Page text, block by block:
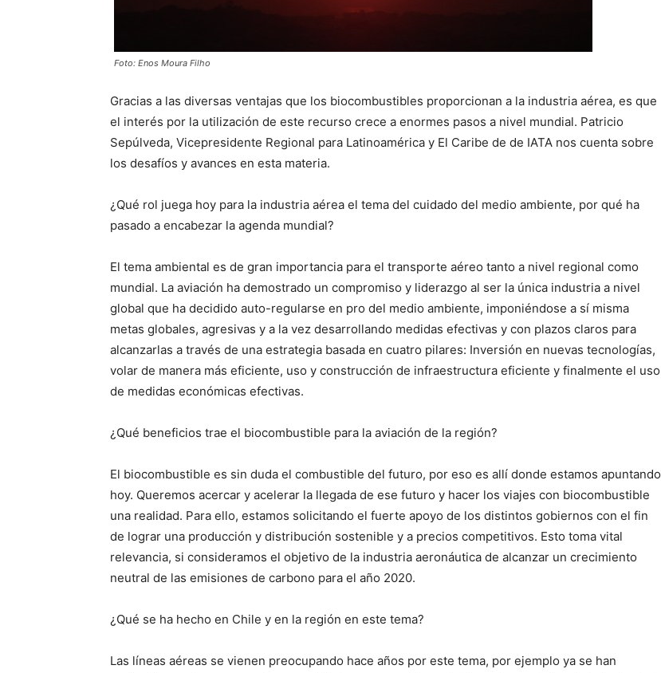
Foto: Enos Moura Filho
Gracias a las diversas ventajas que los biocombustibles proporcionan a la industria aérea, es que
el interés por la utilización de este recurso crece a enormes pasos a nivel mundial. Patricio
Sepúlveda, Vicepresidente Regional para Latinoamérica y El Caribe de de IATA nos cuenta sobre
los desafíos y avances en esta materia.
¿Qué rol juega hoy para la industria aérea el tema del cuidado del medio ambiente, por qué ha
pasado a encabezar la agenda mundial?
El tema ambiental es de gran importancia para el transporte aéreo tanto a nivel regional como
mundial. La aviación ha demostrado un compromiso y liderazgo al ser la única industria a nivel
global que ha decidido auto-regularse en pro del medio ambiente, imponiéndose a sí misma
metas globales, agresivas y a la vez desarrollando medidas efectivas y con plazos claros para
alcanzarlas a través de una estrategia basada en cuatro pilares: Inversión en nuevas tecnologías,
volar de manera más eficiente, uso y construcción de infraestructura eficiente y finalmente el uso
de medidas económicas efectivas.
¿Qué beneficios trae el biocombustible para la aviación de la región?
El biocombustible es sin duda el combustible del futuro, por eso es allí donde estamos apuntando
hoy. Queremos acercar y acelerar la llegada de ese futuro y hacer los viajes con biocombustible
una realidad. Para ello, estamos solicitando el fuerte apoyo de los distintos gobiernos con el fin
de lograr una producción y distribución sostenible y a precios competitivos. Esto toma vital
relevancia, si consideramos el objetivo de la industria aeronáutica de alcanzar un crecimiento
neutral de las emisiones de carbono para el año 2020.
¿Qué se ha hecho en Chile y en la región en este tema?
Las líneas aéreas se vienen preocupando hace años por este tema, por ejemplo ya se han